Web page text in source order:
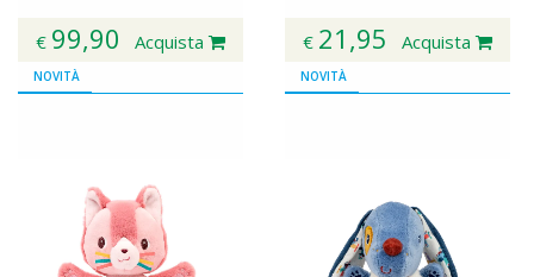
€ 99,90 Acquista € 21,95 Acquista
NOVITÀ NOVITÀ